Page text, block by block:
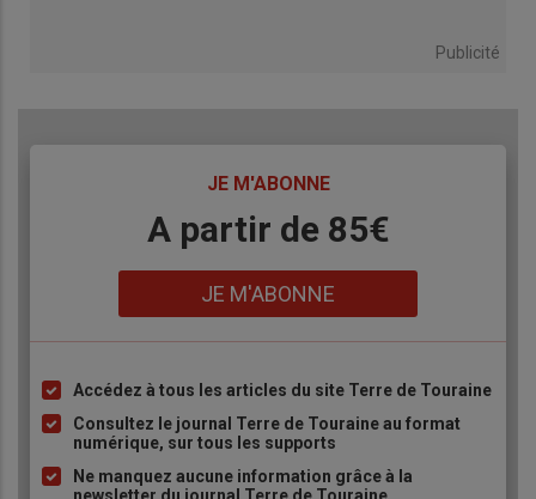
Publicité
JE M'ABONNE
A partir de 85€
JE M'ABONNE
Liste
à
puce
Accédez à tous les articles du site Terre de Touraine
Consultez le journal Terre de Touraine au format
numérique, sur tous les supports
Ne manquez aucune information grâce à la